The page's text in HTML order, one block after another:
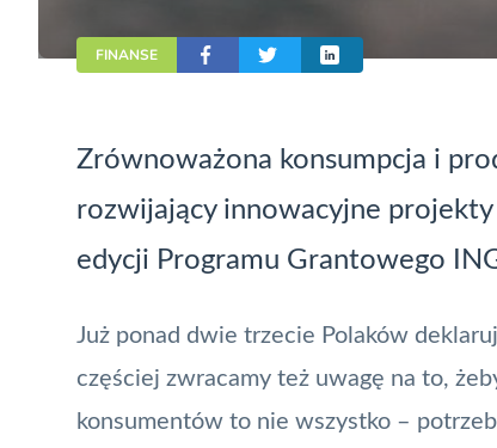
FINANSE
Zrównoważona konsumpcja i
rozwijający innowacyjne projekty
edycji Programu Grantowego
Już ponad dwie trzecie Polaków
częściej zwracamy też uwagę na to,
konsumentów to nie wszystko –